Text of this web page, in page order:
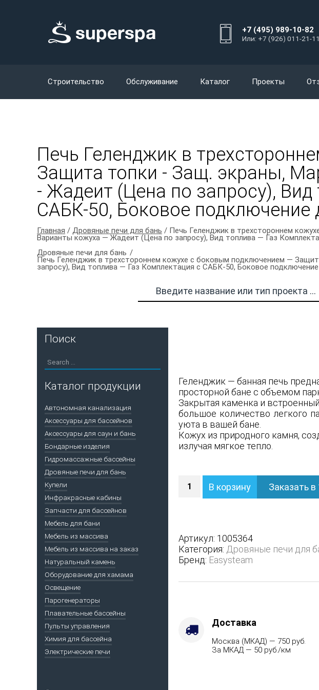
+7 (495) 989-10-82
Или: +7 (926) 011-21-11
Строительство Обслуживание Каталог Проекты
Печь Геленджик в
Защита топки - Защ. экраны,
- Жадеит (Цена по запросу),
САБК-50, Боковое подключение
Главная / Дровяные печи для бань / Печь Геленджик в трехстороннем
Варианты кожуха — Жадеит (Цена по запросу), Вид топлива — Газ
Дровяные печи для бань
Печь Геленджик в трехстороннем кожухе с боковым подключением —
запросу), Вид топлива — Газ Комплектация с САБК-50, Боковое
Геленджик — банная печь
просторной бане с объемом
Закрытая каменка и
большое количество легкого
уюта в вашей бане.
Кожух из природного камня,
излучая мягкое тепло.
Печь
Геленджик
кожухе
с
боковым
подключением
экраны,
В корзину Заказать в
Артикул: 1005364
Категория: Дровяные печи для
Бренд: Easysteam
Доставка
Москва (МКАД) — 750 руб.
За МКАД — 50 руб./км
Поиск
Каталог продукции
Автономная канализация
Аксессуары для бассейнов
Аксессуары для саун и бань
Бондарные изделия
Гидромассажные бассейны
Дровяные печи для бань
Купели
Инфракрасные кабины
Запчасти для бассейнов
Мебель для бани
Мебель из массива
Мебель из массива на заказ
Натуральный камень
Оборудование для хамама
Освещение
Парогенераторы
Плавательные бассейны
Пульты управления
Химия для бассейна
Электрические печи